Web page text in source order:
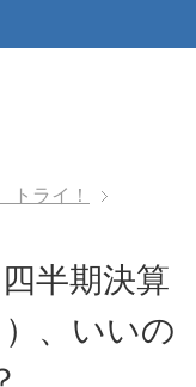
トライ！
半期決算
、いいの